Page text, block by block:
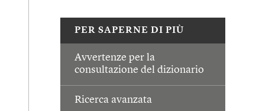
PER SAPERNE DI PIÙ
Avvertenze per la
consultazione del dizionario
Ricerca avanzata